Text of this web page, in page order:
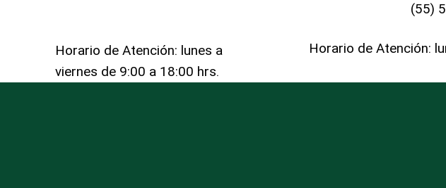
Horario de Atención: lunes a
viernes de 9:00 a 18:00 hrs.
(55)
Horario de Atención: